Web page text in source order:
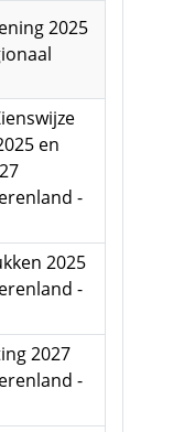
2025
en
-
2025
-
2027
-